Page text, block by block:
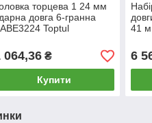
торцева 1 24 мм
довга 6-гранна
Toptul
064,36₴
Купити
41
6